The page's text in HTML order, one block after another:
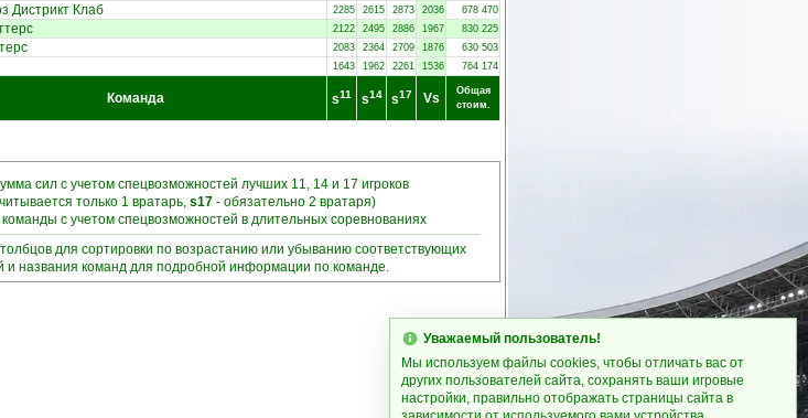
Дистрикт Клаб 2285 2615 2873 2036
678 470
2122 2495 2886 1967
830 225
2083 2364 2709 1876
630 503
1643 1962 2261 1536 764 174
Команда s11 s14 s17 Vs
Общая
стоим.
сил с учетом спецвозможностей лучших 11, 14 и 17 игроков
только 1 вратарь, s17 - обязательно 2 вратаря)
с учетом спецвозможностей в длительных соревнованиях
для сортировки по возрастанию или убыванию соответствующих
и названия команд для подробной информации по команде.
Уважаемый пользователь!
Мы используем файлы cookies, чтобы отличать вас от
других пользователей сайта, сохранять ваши игровые
настройки, правильно отображать страницы сайта в